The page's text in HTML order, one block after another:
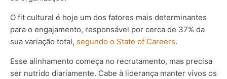
O fit cultural é hoje um dos fatores mais determinantes
para o engajamento, responsável por cerca de 37% da
sua variação total, segundo o State of Careers.
Esse alinhamento começa no recrutamento, mas precisa
ser nutrido diariamente. Cabe à liderança manter vivos os